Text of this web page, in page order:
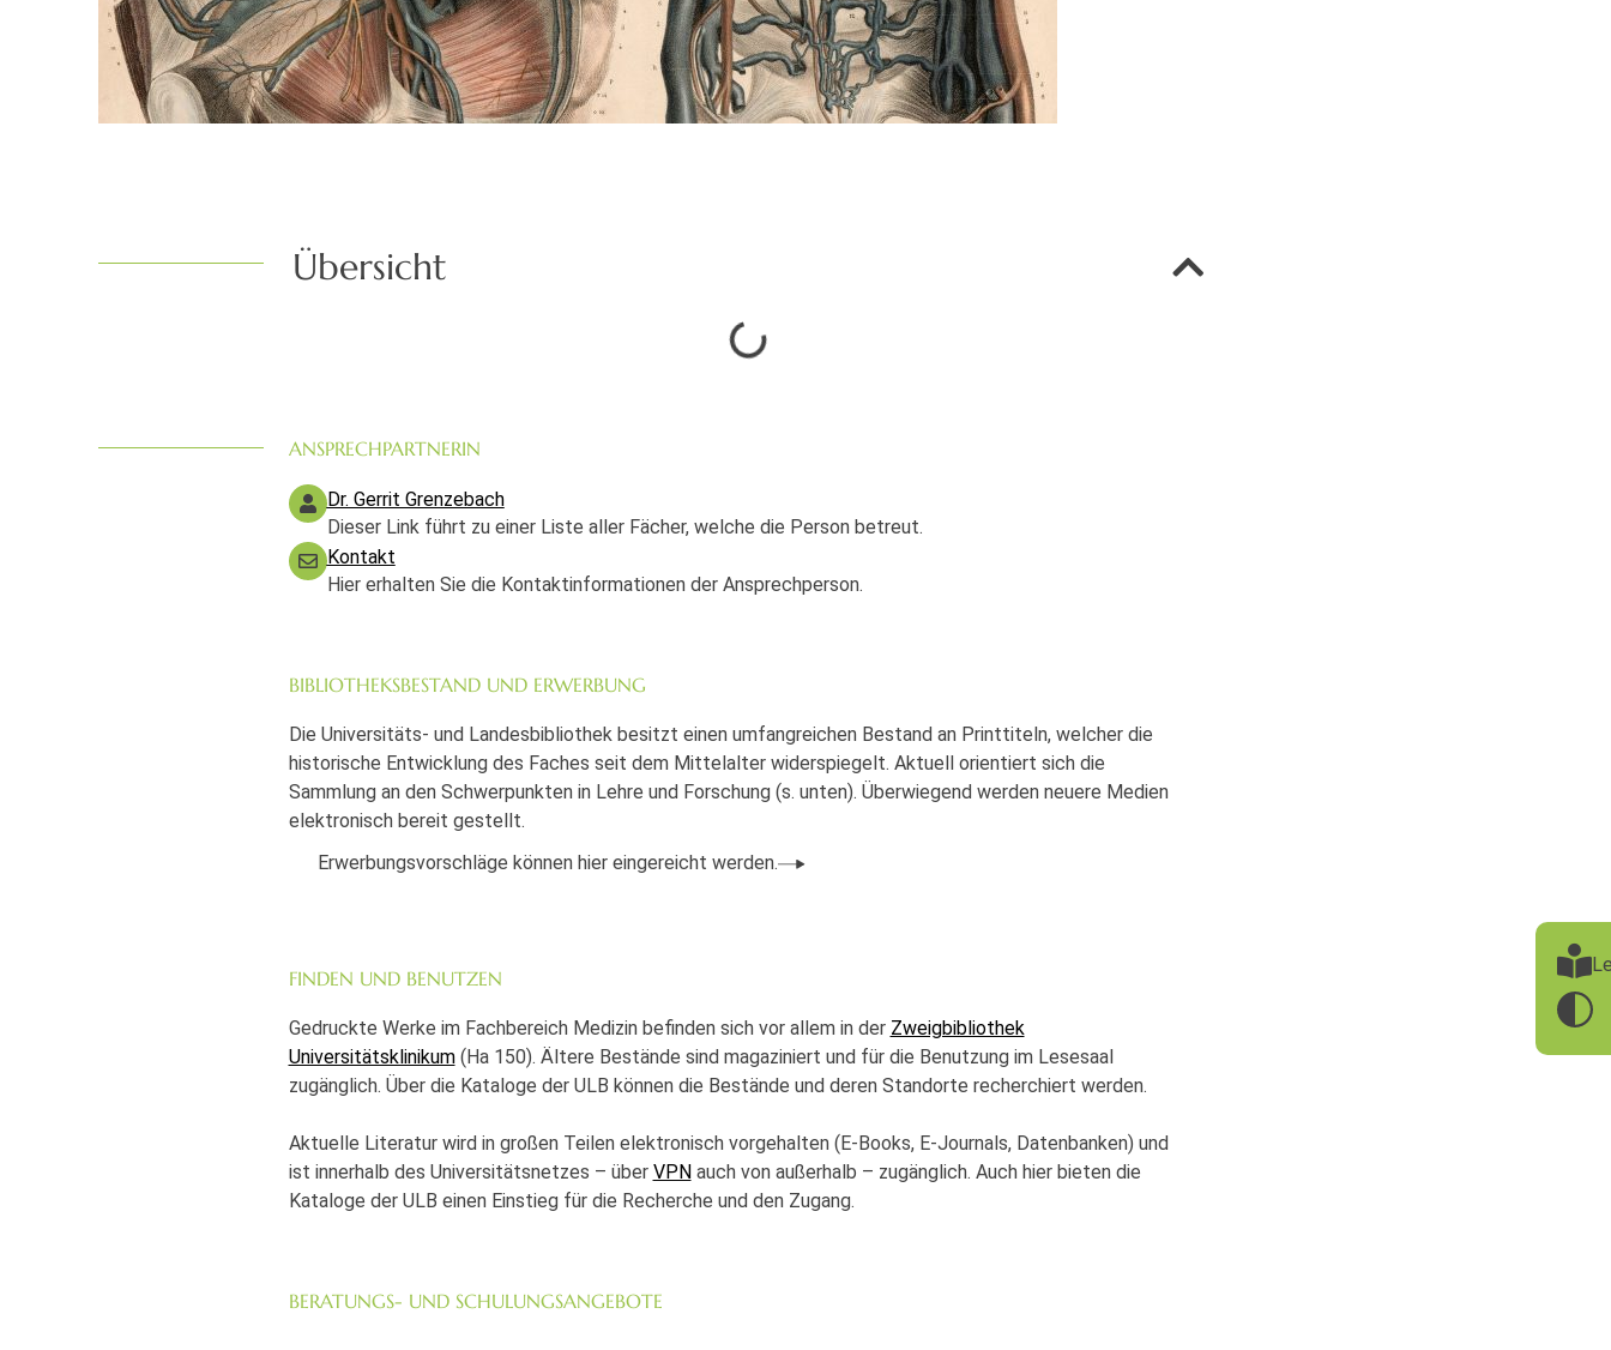
Übersicht
ANSPRECHPARTNERIN
Dr. Gerrit Grenzebach
Dieser Link führt zu einer Liste aller Fächer, welche die Person betreut.
Kontakt
Hier erhalten Sie die Kontaktinformationen der Ansprechperson.
BIBLIOTHEKSBESTAND UND ERWERBUNG
Die Universitäts- und Landesbibliothek besitzt einen umfangreichen Bestand an Printtiteln, welcher die
historische Entwicklung des Faches seit dem Mittelalter widerspiegelt. Aktuell orientiert sich die
Sammlung an den Schwerpunkten in Lehre und Forschung (s. unten). Überwiegend werden neuere Medien
elektronisch bereit gestellt.
Erwerbungsvorschläge können hier eingereicht werden.
FINDEN UND BENUTZEN
Gedruckte Werke im Fachbereich Medizin befinden sich vor allem in der Zweigbibliothek
Universitätsklinikum(Ha 150). Ältere Bestände sind magaziniert und für die Benutzung im Lesesaal
zugänglich. Über die Kataloge der ULB können die Bestände und deren Standorte recherchiert werden.
Aktuelle Literatur wird in großen Teilen elektronisch vorgehalten (E-Books, E-Journals, Datenbanken) und
ist innerhalb des Universitätsnetzes – über VPNauch von außerhalb – zugänglich. Auch hier bieten die
Kataloge der ULB einen Einstieg für die Recherche und den Zugang.
BERATUNGS- UND SCHULUNGSANGEBOTE